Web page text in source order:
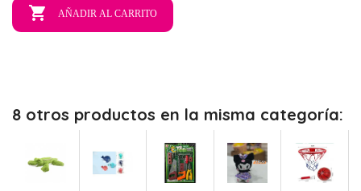
 AÑADIR AL CARRITO
8 otros productos en la misma categoría: